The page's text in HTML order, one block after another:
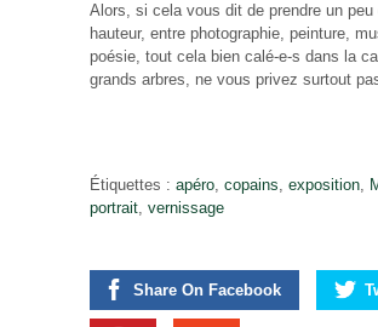
Alors, si cela vous dit de prendre un peu
hauteur, entre photographie, peinture,
poésie, tout cela bien calé-e-s dans la
grands arbres, ne vous privez surtout
Étiquettes : apéro, copains, exposition,
portrait, vernissage
Share On Facebook